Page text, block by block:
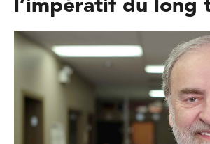
l’impératif du long